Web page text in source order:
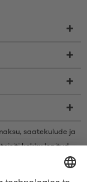
saatekulude ja
kokku lepitud
SIG, Inc.